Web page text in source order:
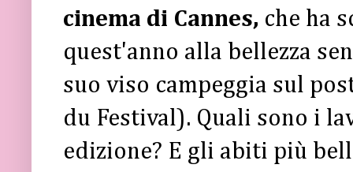
cinema di Cannes, che ha
quest'anno alla bellezza
suo viso campeggia sul
du Festival). Quali sono i
edizione? E gli abiti più